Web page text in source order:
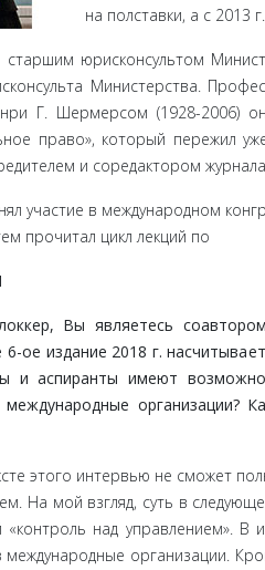
на полставки, а с 2013
старшим юрисконсультом
Министерства.
Г. Шермерсом (1928-2006)
право», который пережил
и соредактором
участие в международном
прочитал цикл лекций по
Вы явля­етесь соавтором
ое издание 2018 г.
и аспи­ранты имеют
организации?
этого интер­вью не сможет
На мой взгляд, суть в
над управлением». В
организации.